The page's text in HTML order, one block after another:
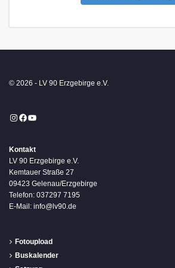
© 2026 - LV 90 Erzgebirge e.V.
Instagram
Facebook
YouTube
Kontakt
LV 90 Erzgebirge e.V.
Kemtauer Straße 27
09423 Gelenau/Erzgebirge
Telefon: 037297 7195
E-Mail: info@lv90.de
Fotoupload
Buskalender